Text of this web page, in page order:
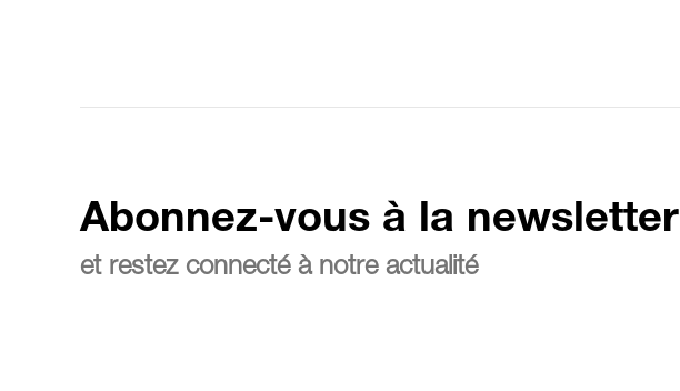
Abonnez-vous à la newsletter
et restez connecté à notre actualité